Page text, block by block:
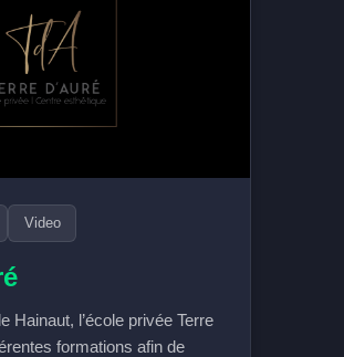
Video
Hainaut, l’école privée Terre
formations afin de